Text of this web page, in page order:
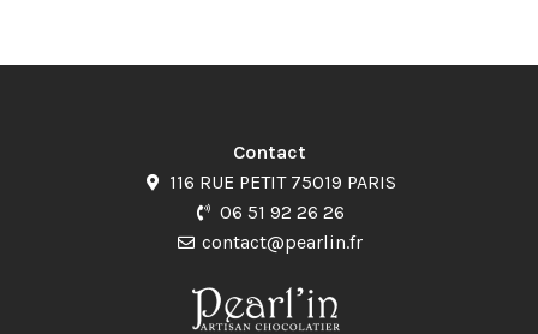
Contact
116 RUE PETIT 75019 PARIS
06 51 92 26 26
contact@pearlin.fr